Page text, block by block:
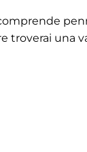
troverai una